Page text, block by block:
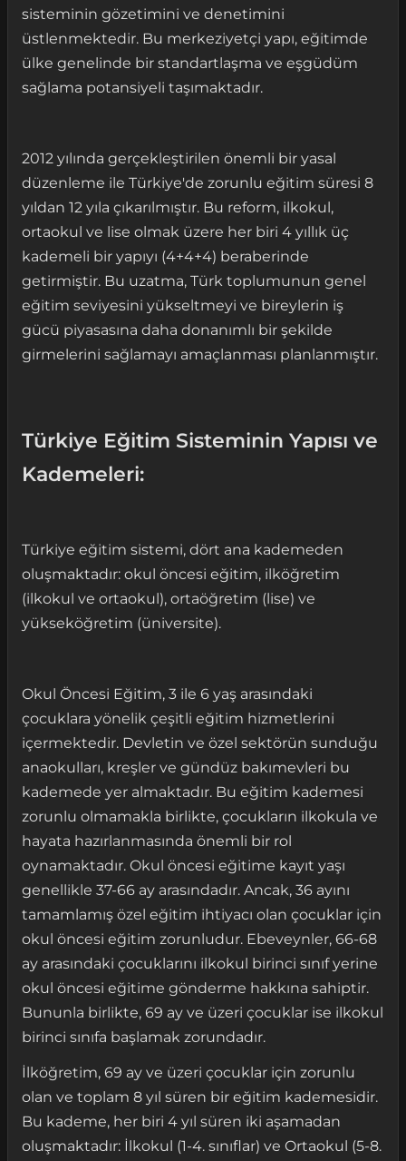
sisteminin gözetimini ve denetimini
üstlenmektedir. Bu merkeziyetçi yapı, eğitimde
ülke genelinde bir standartlaşma ve eşgüdüm
sağlama potansiyeli taşımaktadır.
2012 yılında gerçekleştirilen önemli bir yasal
düzenleme ile Türkiye'de zorunlu eğitim süresi 8
yıldan 12 yıla çıkarılmıştır. Bu reform, ilkokul,
ortaokul ve lise olmak üzere her biri 4 yıllık üç
kademeli bir yapıyı (4+4+4) beraberinde
getirmiştir. Bu uzatma, Türk toplumunun genel
eğitim seviyesini yükseltmeyi ve bireylerin iş
gücü piyasasına daha donanımlı bir şekilde
girmelerini sağlamayı amaçlanması planlanmıştır.
Türkiye Eğitim Sisteminin Yapısı ve
Kademeleri:
Türkiye eğitim sistemi, dört ana kademeden
oluşmaktadır: okul öncesi eğitim, ilköğretim
(ilkokul ve ortaokul), ortaöğretim (lise) ve
yükseköğretim (üniversite).
Okul Öncesi Eğitim, 3 ile 6 yaş arasındaki
çocuklara yönelik çeşitli eğitim hizmetlerini
içermektedir. Devletin ve özel sektörün sunduğu
anaokulları, kreşler ve gündüz bakımevleri bu
kademede yer almaktadır. Bu eğitim kademesi
zorunlu olmamakla birlikte, çocukların ilkokula ve
hayata hazırlanmasında önemli bir rol
oynamaktadır. Okul öncesi eğitime kayıt yaşı
genellikle 37-66 ay arasındadır. Ancak, 36 ayını
tamamlamış özel eğitim ihtiyacı olan çocuklar için
okul öncesi eğitim zorunludur. Ebeveynler, 66-68
ay arasındaki çocuklarını ilkokul birinci sınıf yerine
okul öncesi eğitime gönderme hakkına sahiptir.
Bununla birlikte, 69 ay ve üzeri çocuklar ise ilkokul
birinci sınıfa başlamak zorundadır.
İlköğretim, 69 ay ve üzeri çocuklar için zorunlu
olan ve toplam 8 yıl süren bir eğitim kademesidir.
Bu kademe, her biri 4 yıl süren iki aşamadan
oluşmaktadır: İlkokul (1-4. sınıflar) ve Ortaokul (5-8.